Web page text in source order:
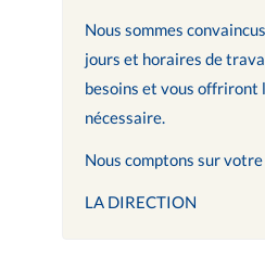
Nous sommes
jours et horaires de
besoins et vous offriront
nécessaire.
Nous comptons sur
LA DIRECTION